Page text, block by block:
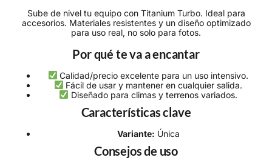
Sube de nivel tu equipo con Titanium Turbo. Ideal para
accesorios. Materiales resistentes y un diseño optimizado
para uso real, no solo para fotos.
Por qué te va a encantar
Calidad/precio excelente para un uso intensivo.
Fácil de usar y mantener en cualquier salida.
Diseñado para climas y terrenos variados.
Características clave
Variante: Única
Consejos de uso